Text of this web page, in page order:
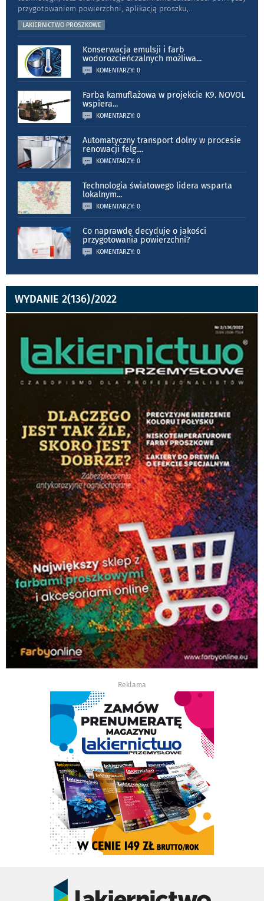
przygotowaniem powierzchni, aplikacją proszku,...
LAKIERNICTWO PROSZKOWE
Konserwacja emulsji i farb
wodorozcieńczalnych możliwa...
KOMENTARZY: 0
Farba kamuflażowa w projekcie K9. NOVOL
wspiera...
KOMENTARZY: 0
Automatyczny transport dolny w procesie
renowacji felg....
KOMENTARZY: 0
Technologia światowego lidera wsparta
lokalnym...
KOMENTARZY: 0
Co naprawdę decyduje o jakości
przygotowania powierzchni?
KOMENTARZY: 0
WYDANIE 2(136)/2022
Reklama